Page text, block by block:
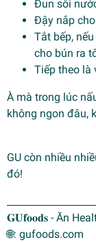
Đun sôi
Đậy nắp
Tắt bếp,
cho bún ra
Tiếp theo là
À mà trong lúc
không ngon đâu,
GU còn nhiều
đó!
𝐆𝐔𝐟𝐨𝐨𝐝𝐬 - Ăn
🌐: gufoods.com